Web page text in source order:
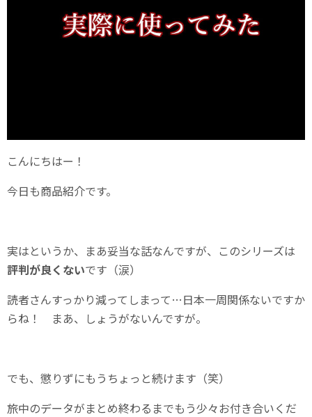
こんにちはー！
今日も商品紹介です。
実はというか、まあ妥当な話なんですが、このシリーズは
評判が良くないです（涙）
読者さんすっかり減ってしまって…日本一周関係ないですか
らね！ まあ、しょうがないんですが。
でも、懲りずにもうちょっと続けます（笑）
旅中のデータがまとめ終わるまでもう少々お付き合いくだ